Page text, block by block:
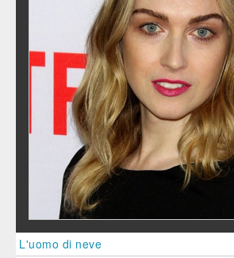
L'uomo di neve